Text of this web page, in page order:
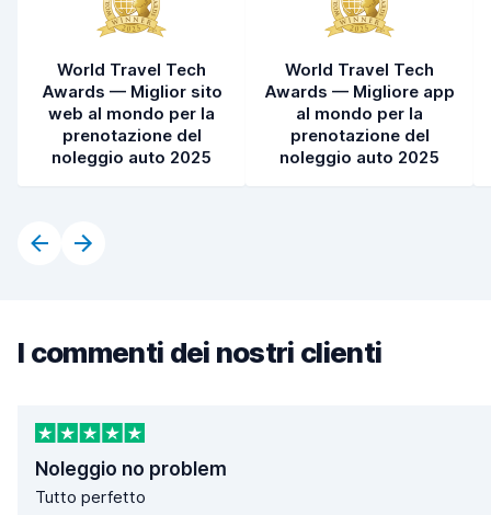
World Travel Tech
Awards — Miglior sito
web al mondo per la
prenotazione del
noleggio auto 2025
World Travel Tech
Awards — Migliore app
al mondo per la
prenotazione del
noleggio auto 2025
I commenti dei nostri clienti
Noleggio no problem
Tutto perfetto